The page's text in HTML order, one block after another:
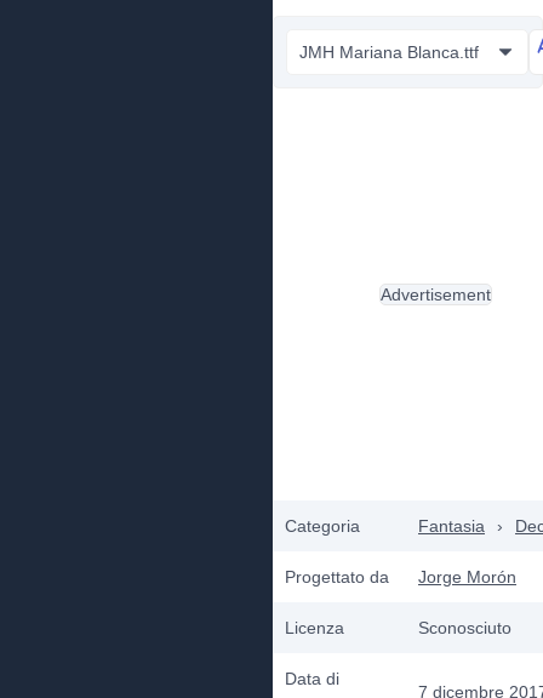
JMH Mariana Blanca.ttf
Categoria Fantasia ›
Progettato da Jorge Morón
Licenza Sconosciuto
Data di
7 dicembre
Advertisement